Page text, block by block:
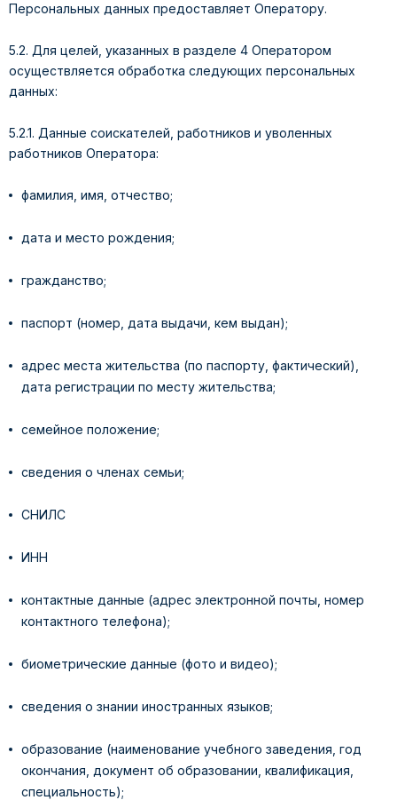
Персональных данных предоставляет Оператору.
5.2. Для целей, указанных в разделе 4 Оператором
осуществляется обработка следующих персональных
данных:
5.2.1. Данные соискателей, работников и уволенных
работников Оператора:
фамилия, имя, отчество;
дата и место рождения;
гражданство;
паспорт (номер, дата выдачи, кем выдан);
адрес места жительства (по паспорту, фактический),
дата регистрации по месту жительства;
семейное положение;
сведения о членах семьи;
СНИЛС
ИНН
контактные данные (адрес электронной почты, номер
контактного телефона);
биометрические данные (фото и видео);
сведения о знании иностранных языков;
образование (наименование учебного заведения, год
окончания, документ об образовании, квалификация,
специальность);